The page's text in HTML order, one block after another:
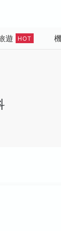
遊 HOT